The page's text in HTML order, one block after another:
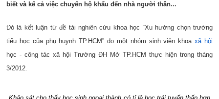
biết và kể cả việc chuyển hộ khẩu đến nhà người thân...
Đó là kết luận từ đề tài nghiên cứu khoa học “Xu hướng chọn trường
tiểu học của phụ huynh TP.HCM” do một nhóm sinh viên khoaxã hội
học - công tác xã hội Trường ĐH Mở TP.HCM thực hiện trong tháng
3/2012.